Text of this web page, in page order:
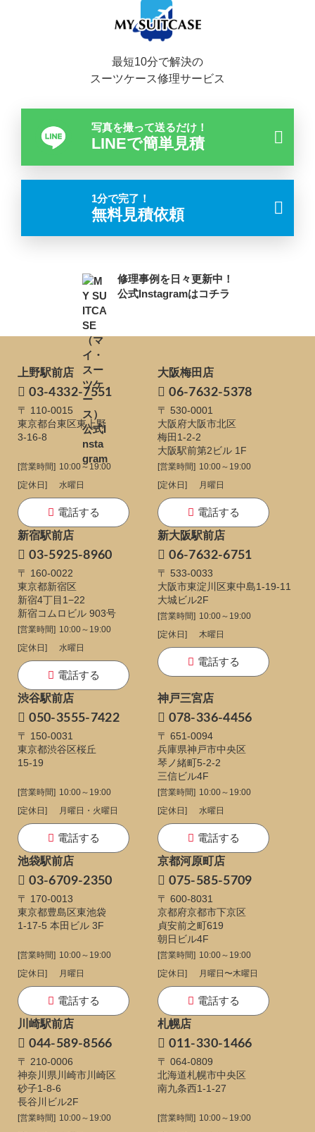
最短10分で解決の
スーツケース修理サービス
写真を撮って送るだけ！
LINEで簡単見積
1分で完了！
無料見積依頼
修理事例を日々更新中！
公式Instagramはコチラ
上野駅前店
03-4332-7551
〒 110-0015
東京都台東区東上野
3-16-8
[営業時間] 10:00～19:00
[定休日]
水曜日
電話する
大阪梅田店
06-7632-5378
〒 530-0001
大阪府大阪市北区
梅田1-2-2
大阪駅前第2ビル 1F
[営業時間] 10:00～19:00
[定休日]
月曜日
電話する
新宿駅前店
03-5925-8960
〒 160-0022
東京都新宿区
新宿4丁目1−22
新宿コムロビル 903号
[営業時間] 10:00～19:00
[定休日]
水曜日
電話する
新大阪駅前店
06-7632-6751
〒 533-0033
大阪市東淀川区東中島1-19-11
大城ビル2F
[営業時間] 10:00～19:00
[定休日]
木曜日
電話する
渋谷駅前店
050-3555-7422
〒 150-0031
東京都渋谷区桜丘
15-19
[営業時間] 10:00～19:00
[定休日]
月曜日・火曜日
電話する
神戸三宮店
078-336-4456
〒 651-0094
兵庫県神戸市中央区
琴ノ緒町5-2-2
三信ビル4F
[営業時間] 10:00～19:00
[定休日]
水曜日
電話する
池袋駅前店
03-6709-2350
〒 170-0013
東京都豊島区東池袋
1-17-5 本田ビル 3F
[営業時間] 10:00～19:00
[定休日]
月曜日
電話する
京都河原町店
075-585-5709
〒 600-8031
京都府京都市下京区
貞安前之町619
朝日ビル4F
[営業時間] 10:00～19:00
[定休日]
月曜日〜木曜日
電話する
川崎駅前店
044-589-8566
〒 210-0006
神奈川県川崎市川崎区
砂子1-8-6
長谷川ビル2F
[営業時間] 10:00～19:00
札幌店
011-330-1466
〒 064-0809
北海道札幌市中央区
南九条西1-1-27
[営業時間] 10:00～19:00